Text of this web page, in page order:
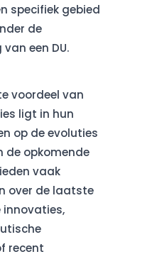
specifiek gebied
de
een DU.
voordeel van
ligt in hun
op de evoluties
de opkomende
vaak
over de laatste
recent